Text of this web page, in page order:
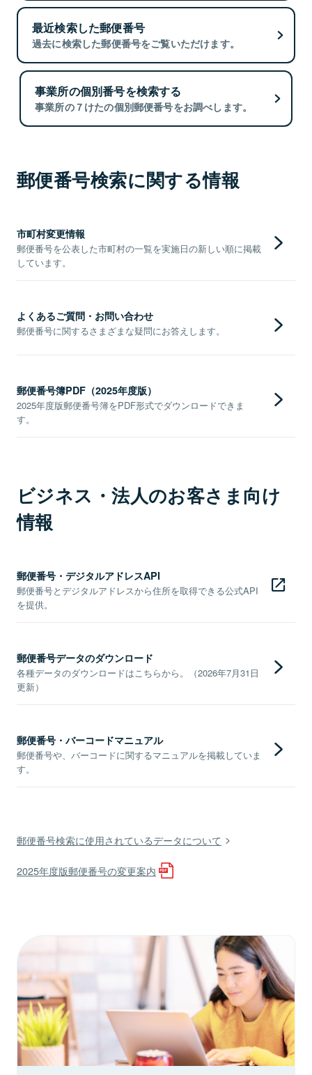
最近検索した郵便番号
過去に検索した郵便番号をご覧いただけます。
事業所の個別番号を検索する
事業所の７けたの個別郵便番号をお調べします。
郵便番号検索に関する情報
市町村変更情報
郵便番号を公表した市町村の一覧を実施日の新しい順に掲載
しています。
よくあるご質問・お問い合わせ
郵便番号に関するさまざまな疑問にお答えします。
郵便番号簿PDF（2025年度版）
2025年度版郵便番号簿をPDF形式でダウンロードできま
す。
ビジネス・法人のお客さま向け
情報
郵便番号・デジタルアドレスAPI
郵便番号とデジタルアドレスから住所を取得できる公式API
を提供。
郵便番号データのダウンロード
各種データのダウンロードはこちらから。（2026年7月31日
更新）
郵便番号・バーコードマニュアル
郵便番号や、バーコードに関するマニュアルを掲載していま
す。
郵便番号検索に使用されているデータについて
2025年度版郵便番号の変更案内